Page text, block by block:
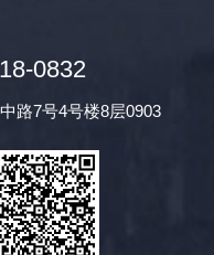
0832
路7号4号楼8层0903